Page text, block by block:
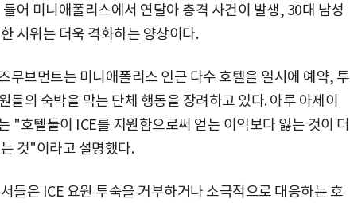
어 미니애폴리스에서 연달아 총격 사건이 발생, 30대 남성
시위는 더욱 격화하는 양상이다.
무브먼트는 미니애폴리스 인근 다수 호텔을 일시에 예약, 투
들의 숙박을 막는 단체 행동을 장려하고 있다. 아루 아제이
"호텔들이 ICE를 지원함으로써 얻는 이익보다 잃는 것이 더
것"이라고 설명했다.
들은 ICE 요원 투숙을 거부하거나 소극적으로 대응하는 호